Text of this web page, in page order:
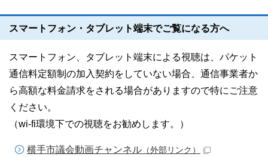
スマートフォン・タブレット端末でご覧になる方へ
スマートフォン、タブレット端末による視聴は、パケット
通信料定額制の加入契約をしていない場合、通信事業者か
ら高額な料金請求をされる場合がありますので特にご注意
ください。
（wi-fi環境下での視聴をお勧めします。）
横手市議会動画チャンネル （外部リンク）